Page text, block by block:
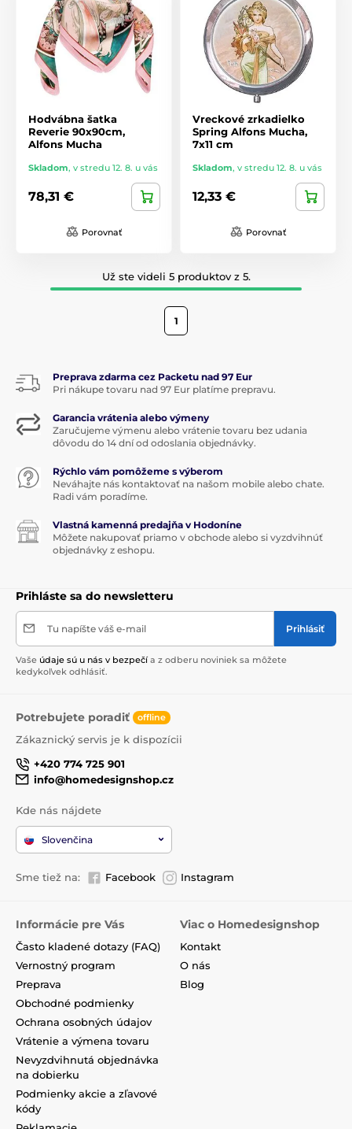
Hodvábna šatka
Reverie 90x90cm,
Alfons Mucha
Skladom, v stredu 12. 8. u vás
78,31 €
Porovnať
Vreckové zrkadielko
Spring Alfons Mucha,
7x11 cm
Skladom, v stredu 12. 8. u vás
12,33 €
Porovnať
Už ste videli 5 produktov z 5.
1
Preprava zdarma cez Packetu nad 97 Eur
Pri nákupe tovaru nad 97 Eur platíme prepravu.
Garancia vrátenia alebo výmeny
Zaručujeme výmenu alebo vrátenie tovaru bez udania
dôvodu do 14 dní od odoslania objednávky.
Rýchlo vám pomôžeme s výberom
Neváhajte nás kontaktovať na našom mobile alebo chate.
Radi vám poradíme.
Vlastná kamenná predajňa v Hodoníne
Môžete nakupovať priamo v obchode alebo si vyzdvihnúť
objednávky z eshopu.
Prihláste sa do newsletteru
Tu napíšte váš e-mail Prihlásiť
Vaše údaje sú u nás v bezpečí a z odberu noviniek sa môžete
kedykoľvek odhlásiť.
Potrebujete poradiť offline
Zákaznický servis je k dispozícii
+420 774 725 901
info@homedesignshop.cz
Kde nás nájdete
Slovenčina
Sme tiež na: Facebook Instagram
Informácie pre Vás
Často kladené dotazy (FAQ)
Vernostný program
Preprava
Obchodné podmienky
Ochrana osobných údajov
Vrátenie a výmena tovaru
Nevyzdvihnutá objednávka
na dobierku
Podmienky akcie a zľavové
kódy
Viac o Homedesignshop
Kontakt
O nás
Blog